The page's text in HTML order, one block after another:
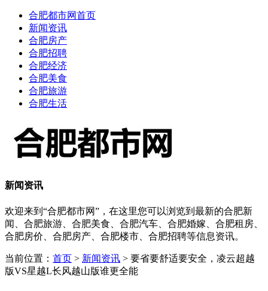
合肥都市网首页
新闻资讯
合肥房产
合肥招聘
合肥经济
合肥美食
合肥旅游
合肥生活
新闻资讯
欢迎来到“合肥都市网”，在这里您可以浏览到最新的合肥新
闻、合肥旅游、合肥美食、合肥汽车、合肥婚嫁、合肥租房、
合肥房价、合肥房产、合肥楼市、合肥招聘等信息资讯。
当前位置： 首页 > 新闻资讯 > 要省要舒适要安全，凌云超越
版VS星越L长风越山版谁更全能